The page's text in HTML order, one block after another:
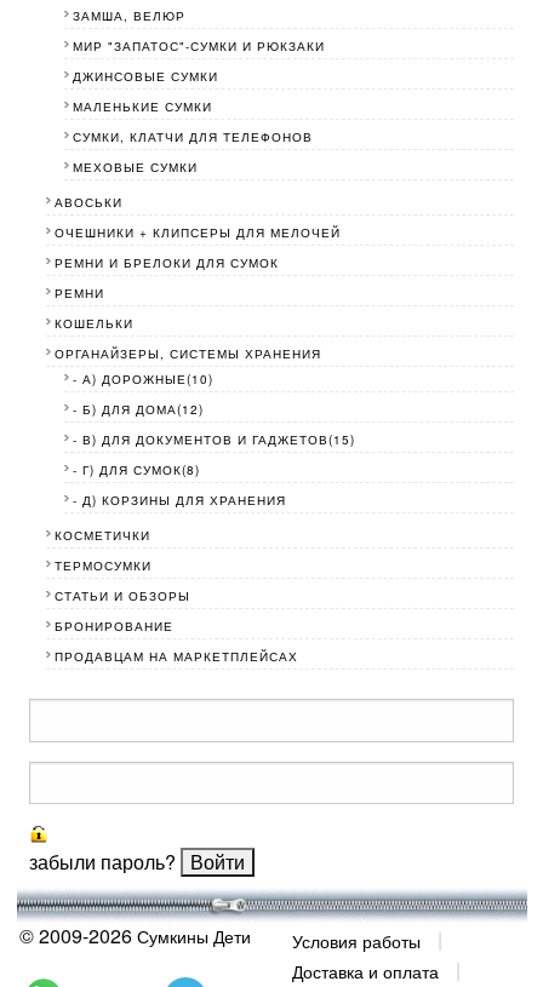
ЗАМША, ВЕЛЮР
МИР "ЗАПАТОС"-СУМКИ И РЮКЗАКИ
ДЖИНСОВЫЕ СУМКИ
МАЛЕНЬКИЕ СУМКИ
СУМКИ, КЛАТЧИ ДЛЯ ТЕЛЕФОНОВ
МЕХОВЫЕ СУМКИ
АВОСЬКИ
ОЧЕШНИКИ + КЛИПСЕРЫ ДЛЯ МЕЛОЧЕЙ
РЕМНИ И БРЕЛОКИ ДЛЯ СУМОК
РЕМНИ
КОШЕЛЬКИ
ОРГАНАЙЗЕРЫ, СИСТЕМЫ ХРАНЕНИЯ
- А) ДОРОЖНЫЕ(10)
- Б) ДЛЯ ДОМА(12)
- В) ДЛЯ ДОКУМЕНТОВ И ГАДЖЕТОВ(15)
- Г) ДЛЯ СУМОК(8)
- Д) КОРЗИНЫ ДЛЯ ХРАНЕНИЯ
КОСМЕТИЧКИ
ТЕРМОСУМКИ
СТАТЬИ И ОБЗОРЫ
БРОНИРОВАНИЕ
ПРОДАВЦАМ НА МАРКЕТПЛЕЙСАХ
забыли пароль?
© 2009-2026 Сумкины Дети
Условия работы
Доставка и оплата